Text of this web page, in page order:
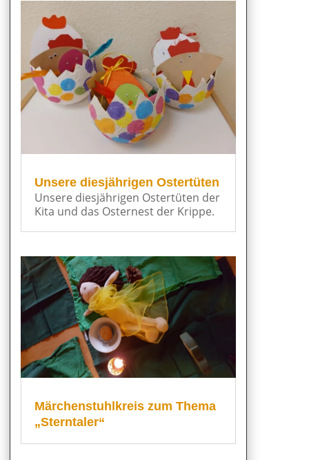
Unsere diesjährigen Ostertüten
Unsere diesjährigen Ostertüten der
Kita und das Osternest der Krippe.
Märchenstuhlkreis zum Thema
„Sterntaler“